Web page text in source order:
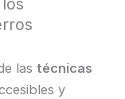
lastécnicas
y